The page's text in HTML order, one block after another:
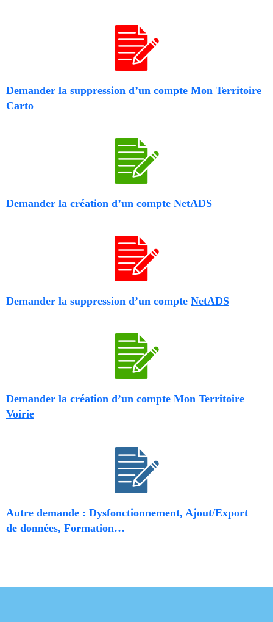
Demander la suppression d’un compte Mon Territoire
Carto
Demander la création d’un compte NetADS
Demander la suppression d’un compte NetADS
Demander la création d’un compte Mon Territoire
Voirie
Autre demande : Dysfonctionnement, Ajout/Export
de données, Formation…